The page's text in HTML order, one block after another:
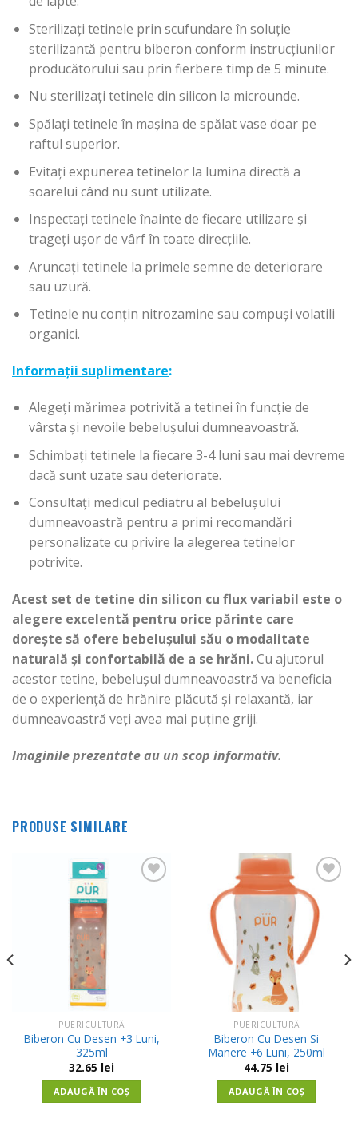
Sterilizați tetinele prin scufundare în soluție
sterilizantă pentru biberon conform instrucțiunilor
producătorului sau prin fierbere timp de 5 minute.
Nu sterilizați tetinele din silicon la microunde.
Spălați tetinele în mașina de spălat vase doar pe
raftul superior.
Evitați expunerea tetinelor la lumina directă a
soarelui când nu sunt utilizate.
Inspectați tetinele înainte de fiecare utilizare și
trageți ușor de vârf în toate direcțiile.
Aruncați tetinele la primele semne de deteriorare
sau uzură.
Tetinele nu conțin nitrozamine sau compuși volatili
organici.
Informații suplimentare:
Alegeți mărimea potrivită a tetinei în funcție de
vârsta și nevoile bebelușului dumneavoastră.
Schimbați tetinele la fiecare 3-4 luni sau mai devreme
dacă sunt uzate sau deteriorate.
Consultați medicul pediatru al bebelușului
dumneavoastră pentru a primi recomandări
personalizate cu privire la alegerea tetinelor
potrivite.
Acest set de tetine din silicon cu flux variabil este o
alegere excelentă pentru orice părinte care
dorește să ofere bebelușului său o modalitate
naturală și confortabilă de a se hrăni.Cu ajutorul
acestor tetine, bebelușul dumneavoastră va beneficia
de o experiență de hrănire plăcută și relaxantă, iar
dumneavoastră veți avea mai puține griji.
Imaginile prezentate au un scop informativ.
PRODUSE SIMILARE
PUERICULTURĂ
Biberon Cu Desen +3 Luni,
325ml
32.65 lei
ADAUGĂ ÎN COȘ
Adauga
in
Wishlist
PUERICULTURĂ
Biberon Cu Desen Si
Manere +6 Luni, 250ml
44.75 lei
ADAUGĂ ÎN COȘ